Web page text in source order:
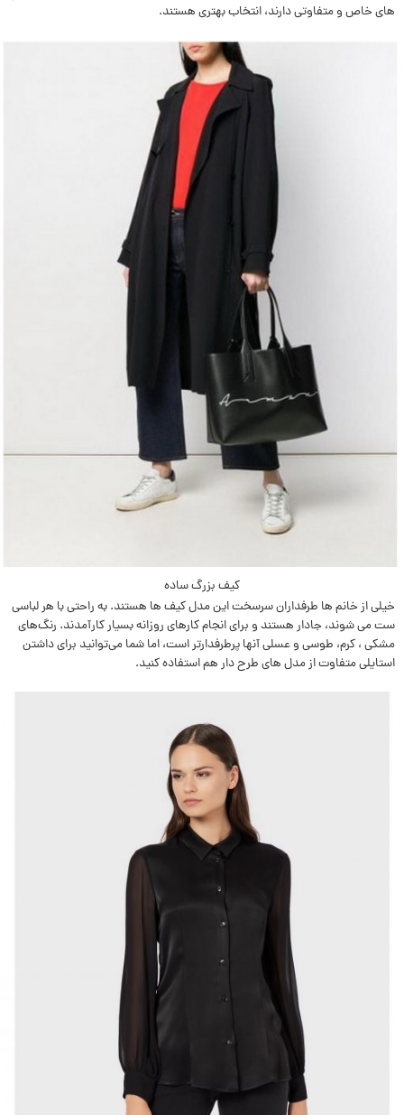
های خاص و متفاوتی دارند، انتخاب بهتری هستند.
کیف بزرگ ساده
خيلی از خانم ها طرفداران سرسخت این مدل کیف ها هستند. به راحتی با هر لباسی
ست می شوند، جادار هستند و برای انجام کارهای روزانه بسيار کارآمدند. رنگ‌های
مشکی ، کرم، طوسی و عسلی آنها پرطرفدارتر است، اما شما می‌توانید برای داشتن
استایلی متفاوت از مدل های طرح دار هم استفاده کنید.